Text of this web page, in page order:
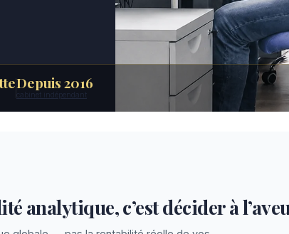
Depuis 2016
cabinet indépendant
analytique, c’est décider à